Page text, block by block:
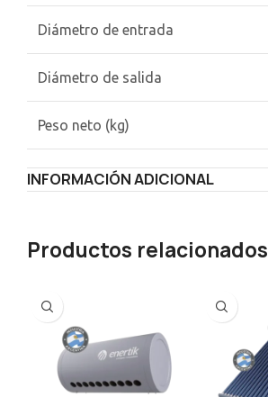
Diámetro de entrada
Diámetro de salida
Peso neto (kg)
INFORMACIÓN ADICIONAL
Productos relacionados